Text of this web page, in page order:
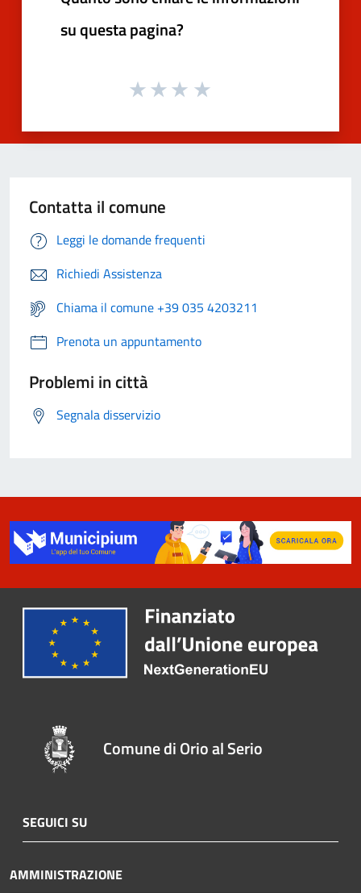
su questa pagina?
Contatta il comune
Leggi le domande frequenti
Richiedi Assistenza
Chiama il comune +39 035 4203211
Prenota un appuntamento
Problemi in città
Segnala disservizio
Comune di Orio al Serio
SEGUICI SU
AMMINISTRAZIONE